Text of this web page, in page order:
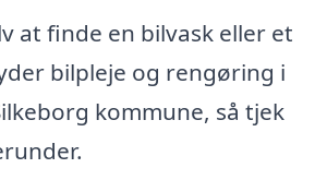
at finde en bilvask eller et
bilpleje og rengøring i
kommune, så tjek